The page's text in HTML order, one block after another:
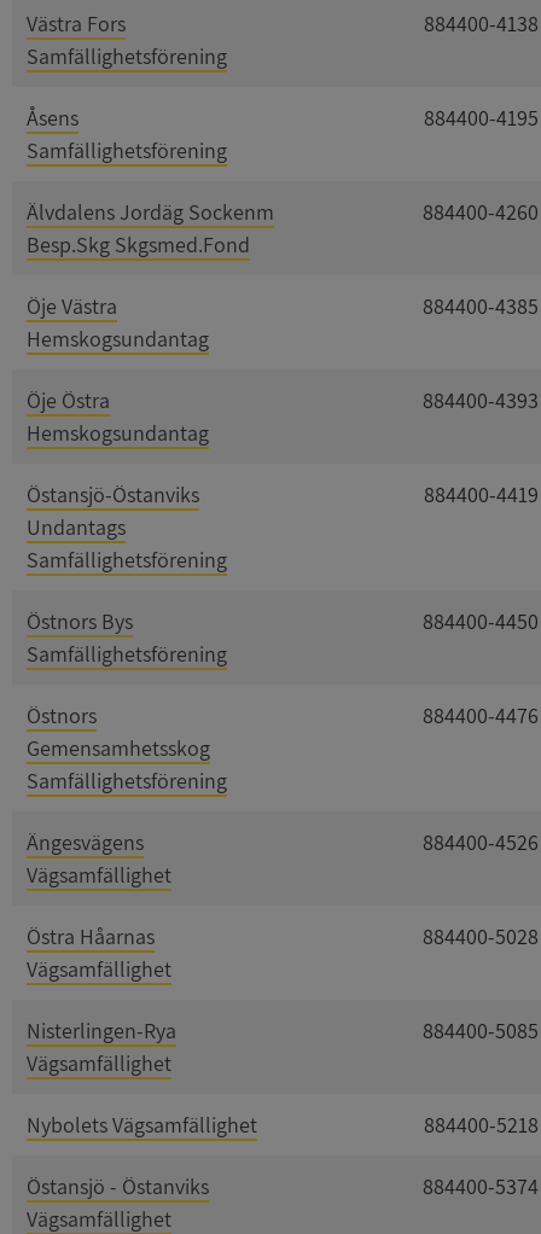
Västra Fors
Samfällighetsförening
884400-4138
Åsens
Samfällighetsförening
884400-4195
Älvdalens Jordäg Sockenm
Besp.Skg Skgsmed.Fond
884400-4260
Öje Västra
Hemskogsundantag
884400-4385
Öje Östra
Hemskogsundantag
884400-4393
Östansjö-Östanviks
Undantags
Samfällighetsförening
884400-4419
Östnors Bys
Samfällighetsförening
884400-4450
Östnors
Gemensamhetsskog
Samfällighetsförening
884400-4476
Ängesvägens
Vägsamfällighet
884400-4526
Östra Håarnas
Vägsamfällighet
884400-5028
Nisterlingen-Rya
Vägsamfällighet
884400-5085
Nybolets Vägsamfällighet 884400-5218
Östansjö - Östanviks
Vägsamfällighet
884400-5374